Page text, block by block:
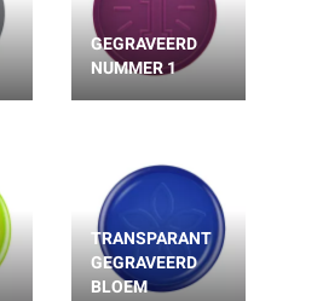
GEGRAVEERD
NUMMER 1
TRANSPARANT
GEGRAVEERD
BLOEM